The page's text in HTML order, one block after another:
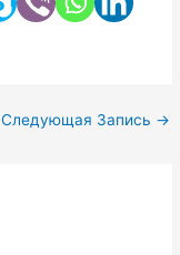
Следующая Запись →